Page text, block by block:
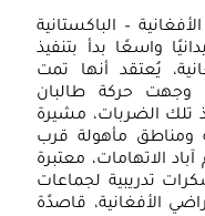
– الباكستانية
تصعيدًا ميدانيًا واسعًا بدأ بتنفيذ
يُعتقد أنها تمت
وجهت حركة طالبان
تلك الضربات، مشيرة
ومناطق مأهولة قرب
الاتهامات، معتبرة
تدريبية لجماعات
الأفغانية، قاصدًة